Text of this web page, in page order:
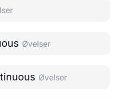
Øvelser
Øvelser